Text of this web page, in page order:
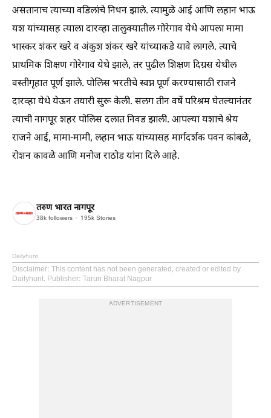
असतानाच त्याच्या वडिलांचे निधन झाले. त्यामुळे आई आणि लहान भाऊ
यश यांच्यासह त्याला दारव्हा तालुक्यातील गोरेगाव येथे आपला मामा
भास्कर शंकर खरे व अंकुश शंकर खरे यांच्याकडे यावे लागले. त्याचे
प्राथमिक शिक्षण गोरेगाव येथे झाले, तर पुढील शिक्षण दिग्रस येथील
वस्तीगृहात पूर्ण झाले. पोलिस भरतीचे स्वप्न पूर्ण करण्यासाठी राजने
दारव्हा येथे येऊन तयारी सुरू केली. सलग तीन वर्षे परिश्रम घेतल्यानंतर
त्याची नागपूर शहर पोलिस दलात निवड झाली. आपल्या यशाचे श्रेय
राजने आई, मामा-मामी, लहान भाऊ यांच्यासह मार्गदर्शक पवन कांबळे,
रोशन कावळे आणि मनोज राठोड यांना दिले आहे.
तरुण भारत नागपूर
38k followers 195k Stories
Dailyhunt
Disclaimer: This content has not been generated, created or edited by
Dailyhunt. Publisher: Tarun Bharat Nagpur
ADVERTISEMENT